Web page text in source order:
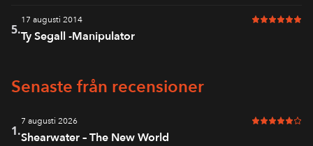
5.
17 augusti 2014 6 av 6 i
Ty Segall -Manipulator
Senaste från recensioner
1.
7 augusti 2026 5 av 6 i
Shearwater – The New World